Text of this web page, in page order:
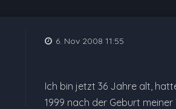
6. Nov 2008 11:55
Ich bin jetzt 36 Jahre alt,
1999 nach der Geburt